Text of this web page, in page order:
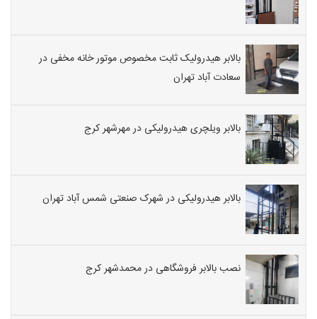
بالابر هیدرولیک ثابت مخصوص موتور خانه مخفی در
سعادت آباد تهران
بالابر ویلچری هیدرولیکی در مهرشهر کرج
بالابر هیدرولیکی در شهرک صنعتی شمس آباد تهران
نصب بالابر فروشگاهی در محمدشهر کرج